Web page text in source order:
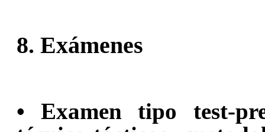
8. Exámenes
• Examen tipo test-